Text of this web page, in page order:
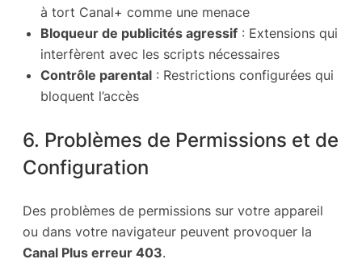
à tort Canal+ comme une menace
Bloqueur de publicités agressif : Extensions qui
interfèrent avec les scripts nécessaires
Contrôle parental : Restrictions configurées qui
bloquent l’accès
6. Problèmes de Permissions et de
Configuration
Des problèmes de permissions sur votre appareil
ou dans votre navigateur peuvent provoquer la
Canal Plus erreur 403.